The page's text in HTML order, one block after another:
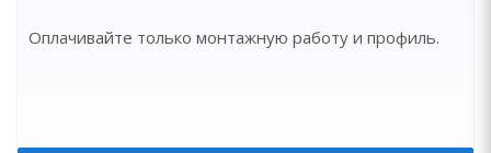
Оплачивайте только монтажную работу и профиль.